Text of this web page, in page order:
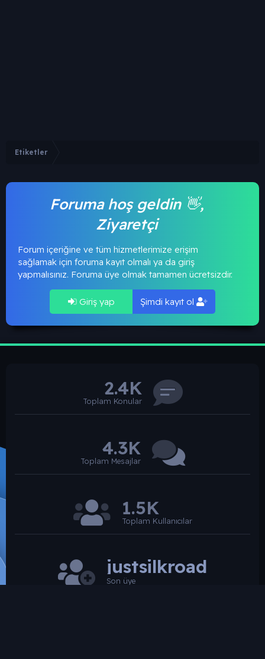
Etiketler
Foruma hoş geldin 👋,
Ziyaretçi
Forum içeriğine ve tüm hizmetlerimize erişim
sağlamak için foruma kayıt olmalı ya da giriş
yapmalısınız. Foruma üye olmak tamamen ücretsizdir.
Giriş yap Şimdi kayıt ol
2.4K
Toplam Konular
4.3K
Toplam Mesajlar
1.5K
Toplam Kullanıcılar
justsilkroad
Son üye